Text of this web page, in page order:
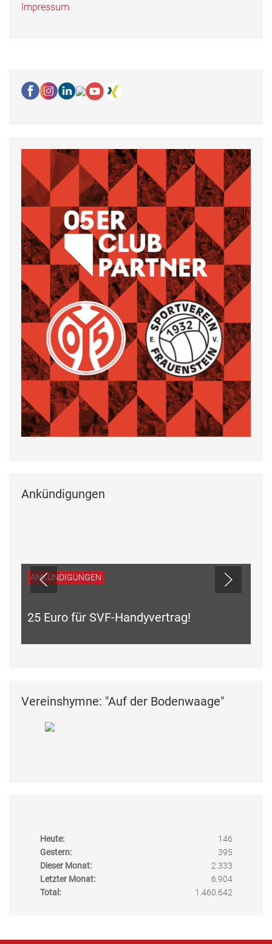
Impressum
Ankündigungen
ANKÜNDIGUNGEN
25 Euro für SVF-Handyvertrag!
Vereinshymne: "Auf der Bodenwaage"
Heute:
146
Gestern:
395
Dieser Monat:
2.333
Letzter Monat:
6.904
Total:
1.460.642